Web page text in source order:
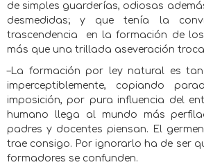
de simples guarderías, odiosas
desmedidas; y que tenía la
trascendencia
en la formación de
más que una trillada aseveración
–La formación por ley natural es
imperceptiblemente, copiando
imposición, por pura influencia del
humano llega al mundo más
padres y docentes piensan. El
trae consigo. Por ignorarlo ha de ser
formadores se confunden.